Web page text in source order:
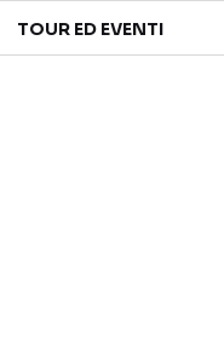
TOUR ED EVENTI